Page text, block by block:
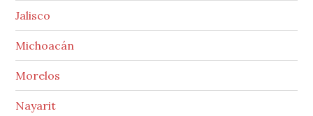
Jalisco
Michoacán
Morelos
Nayarit